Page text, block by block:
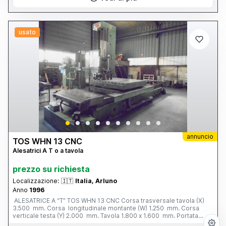
usato
annuncio
TOS WHN 13 CNC
Alesatrici A T o a tavola
prezzo su richiesta
Localizzazione: 🇮🇹 Italia, Arluno
Anno 1996
ALESATRICE A “T” TOS WHN 13 CNC Corsa trasversale tavola (X)
3.500 mm. Corsa longitudinale montante (W) 1.250 mm. Corsa
verticale testa (Y) 2.000 mm. Tavola 1.800 x 1.600 mm. Portata
tavola 12 tonn. Corsa mandrino (Z) 800 mm. Ø mandrino 130 mm.